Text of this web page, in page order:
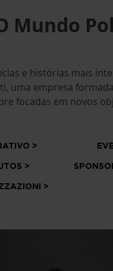
Mundo
e histórias mais
uma empresa
focadas em novos
>
>
>